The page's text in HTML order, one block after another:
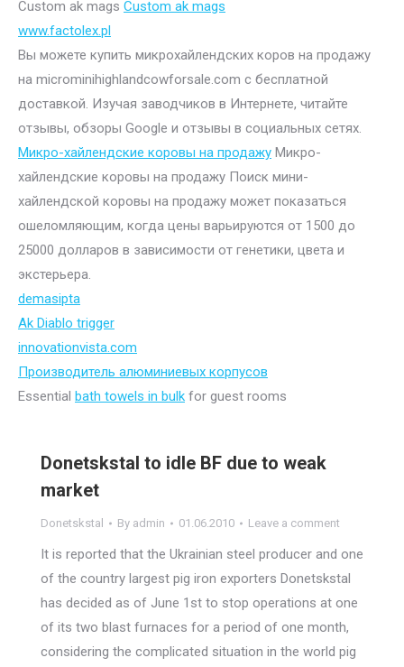
Custom ak mags Custom ak mags
www.factolex.pl
Вы можете купить микрохайлендских коров на продажу
на microminihighlandcowforsale.com с бесплатной
доставкой. Изучая заводчиков в Интернете, читайте
отзывы, обзоры Google и отзывы в социальных сетях.
Микро-хайлендские коровы на продажу Микро-
хайлендские коровы на продажу Поиск мини-
хайлендской коровы на продажу может показаться
ошеломляющим, когда цены варьируются от 1500 до
25000 долларов в зависимости от генетики, цвета и
экстерьера.
demasipta
Ak Diablo trigger
innovationvista.com
Производитель алюминиевых корпусов
Essential bath towels in bulk for guest rooms
Donetskstal to idle BF due to weak
market
Donetskstal By admin 01.06.2010 Leave a comment
It is reported that the Ukrainian steel producer and one
of the country largest pig iron exporters Donetskstal
has decided as of June 1st to stop operations at one
of its two blast furnaces for a period of one month,
considering the complicated situation in the world pig